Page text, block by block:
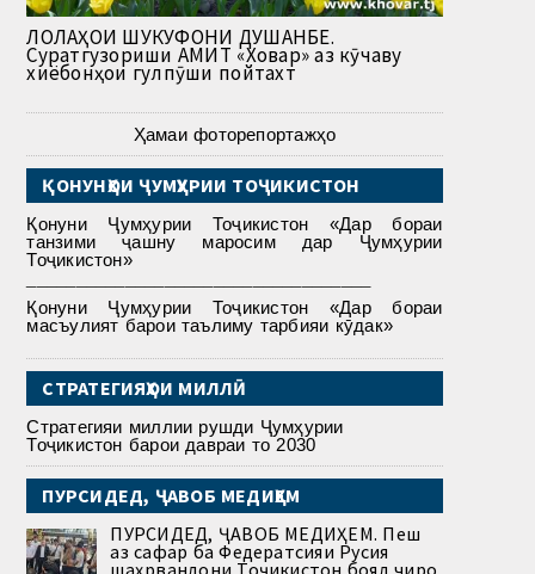
ЛОЛАҲОИ ШУКУФОНИ ДУШАНБЕ.
Суратгузориши АМИТ «Ховар» аз кӯчаву
хиёбонҳои гулпӯши пойтахт
Ҳамаи фоторепортажҳо
ҚОНУНҲОИ ҶУМҲУРИИ ТОҶИКИСТОН
Қонуни Ҷумҳурии Тоҷикистон «Дар бораи
танзими ҷашну маросим дар Ҷумҳурии
Тоҷикистон»
Қонуни Ҷумҳурии Тоҷикистон «Дар бораи
масъулият барои таълиму тарбияи кӯдак»
СТРАТЕГИЯҲОИ МИЛЛӢ
Стратегияи миллии рушди Ҷумҳурии
Тоҷикистон барои давраи то 2030
ПУРСИДЕД, ҶАВОБ МЕДИҲЕМ
ПУРСИДЕД, ҶАВОБ МЕДИҲЕМ. Пеш
аз сафар ба Федератсияи Русия
шаҳрвандони Тоҷикистон бояд чиро